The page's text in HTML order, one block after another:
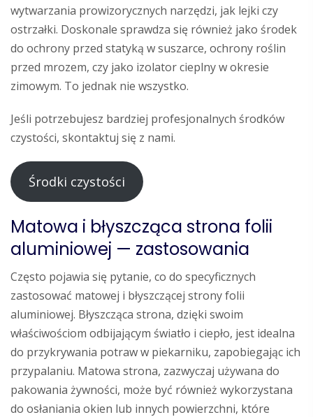
wytwarzania prowizorycznych narzędzi, jak lejki czy
ostrzałki. Doskonale sprawdza się również jako środek
do ochrony przed statyką w suszarce, ochrony roślin
przed mrozem, czy jako izolator cieplny w okresie
zimowym. To jednak nie wszystko.
Jeśli potrzebujesz bardziej profesjonalnych środków
czystości, skontaktuj się z nami.
Środki czystości
Matowa i błyszcząca strona folii
aluminiowej — zastosowania
Często pojawia się pytanie, co do specyficznych
zastosować matowej i błyszczącej strony folii
aluminiowej. Błyszcząca strona, dzięki swoim
właściwościom odbijającym światło i ciepło, jest idealna
do przykrywania potraw w piekarniku, zapobiegając ich
przypalaniu. Matowa strona, zazwyczaj używana do
pakowania żywności, może być również wykorzystana
do osłaniania okien lub innych powierzchni, które